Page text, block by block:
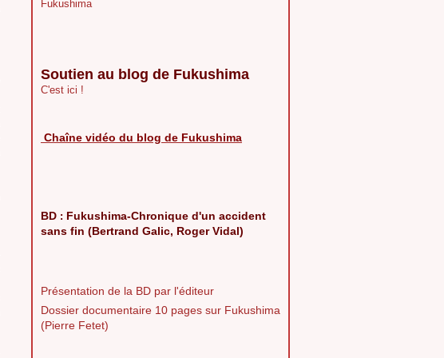
Fukushima
Soutien au blog de Fukushima
C'est ici !
Chaîne vidéo du blog de Fukushima
BD : Fukushima-Chronique d'un accident
sans fin (Bertrand Galic, Roger Vidal)
Présentation de la BD par l'éditeur
Dossier documentaire 10 pages sur Fukushima
(Pierre Fetet)